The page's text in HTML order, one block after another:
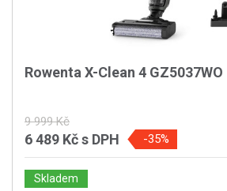
Rowenta X-Clean 4 GZ5037WO
9 999 Kč
6 489 Kčs DPH -35%
Skladem